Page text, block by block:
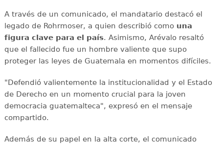
A través de un comunicado, el mandatario destacó el
legado de Rohrmoser, a quien describió comouna
figura clave para el país. Asimismo, Arévalo resaltó
que el fallecido fue un hombre valiente que supo
proteger las leyes de Guatemala en momentos difíciles.
"Defendió valientemente la institucionalidad y el Estado
de Derecho en un momento crucial para la joven
democracia guatemalteca", expresó en el mensaje
compartido.
Además de su papel en la alta corte, el comunicado